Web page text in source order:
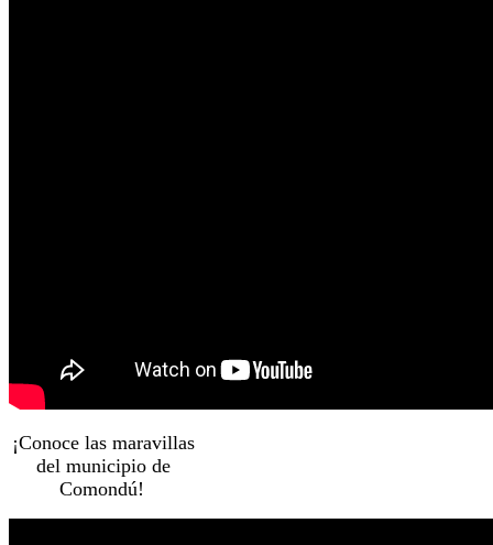
¡Conoce las maravillas
del municipio de
Comondú!